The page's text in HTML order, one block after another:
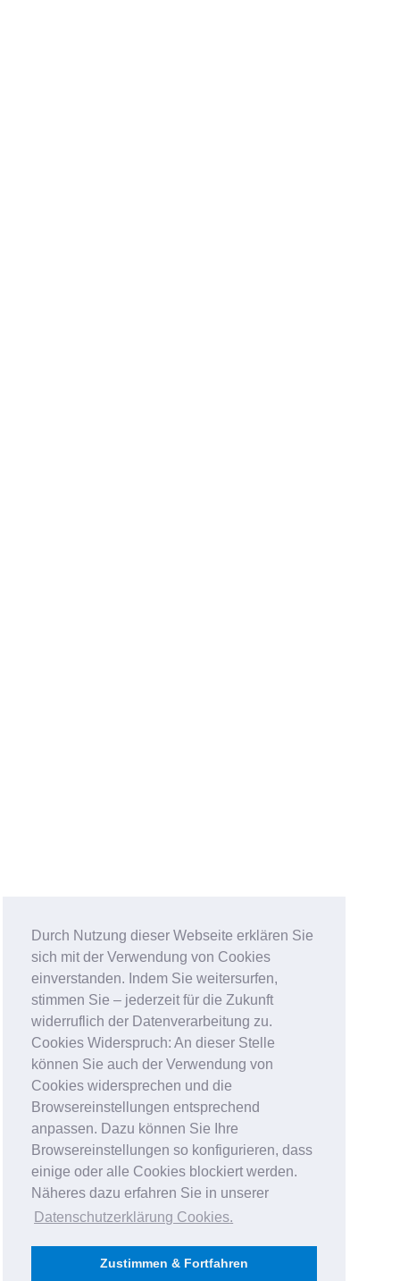
Durch Nutzung dieser Webseite erklären Sie
sich mit der Verwendung von Cookies
einverstanden. Indem Sie weitersurfen,
stimmen Sie – jederzeit für die Zukunft
widerruflich der Datenverarbeitung zu.
Cookies Widerspruch: An dieser Stelle
können Sie auch der Verwendung von
Cookies widersprechen und die
Browsereinstellungen entsprechend
anpassen. Dazu können Sie Ihre
Browsereinstellungen so konfigurieren, dass
einige oder alle Cookies blockiert werden.
Näheres dazu erfahren Sie in unserer
Datenschutzerklärung Cookies.
Zustimmen & Fortfahren